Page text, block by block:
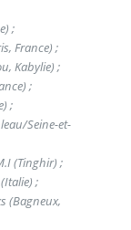
;
France) ;
Kabylie) ;
;
;
Seine-et-
(Tinghir) ;
;
(Bagneux,